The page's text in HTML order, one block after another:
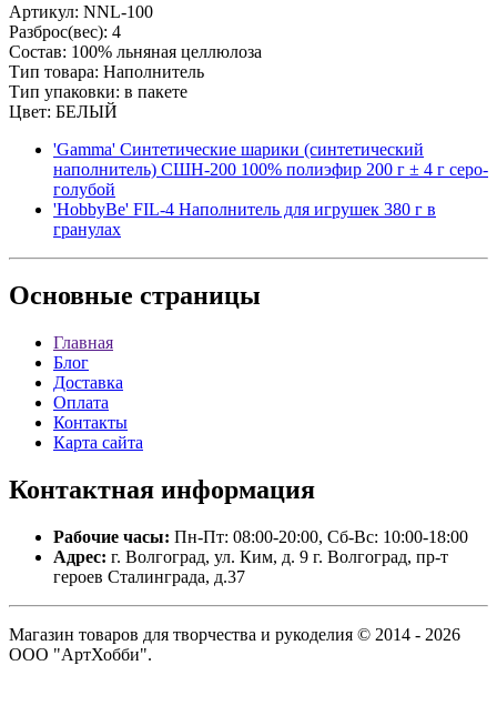
Артикул: NNL-100
Разброс(вес): 4
Состав: 100% льняная целлюлоза
Тип товара: Наполнитель
Тип упаковки: в пакете
Цвет: БЕЛЫЙ
'Gamma' Синтетические шарики (синтетический
наполнитель) СШН-200 100% полиэфир 200 г ± 4 г серо-
голубой
'HobbyBe' FIL-4 Наполнитель для игрушек 380 г в
гранулах
Основные страницы
Главная
Блог
Доставка
Оплата
Контакты
Карта сайта
Контактная информация
Рабочие часы: Пн-Пт: 08:00-20:00, Сб-Вс: 10:00-18:00
Адрес: г. Волгоград, ул. Ким, д. 9 г. Волгоград, пр-т
героев Сталинграда, д.37
Магазин товаров для творчества и рукоделия © 2014 - 2026
ООО "АртХобби".